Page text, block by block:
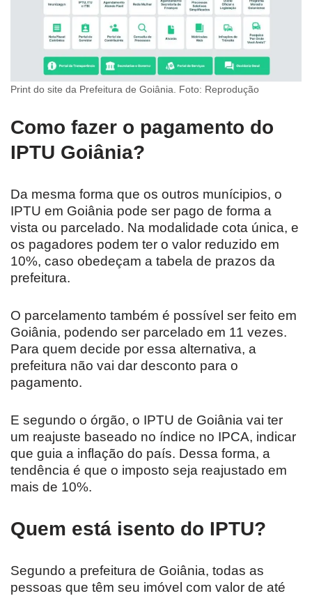
Print do site da Prefeitura de Goiânia. Foto: Reprodução
Como fazer o pagamento do
IPTU Goiânia?
Da mesma forma que os outros munícipios, o
IPTU em Goiânia pode ser pago de forma a
vista ou parcelado. Na modalidade cota única, e
os pagadores podem ter o valor reduzido em
10%, caso obedeçam a tabela de prazos da
prefeitura.
O parcelamento também é possível ser feito em
Goiânia, podendo ser parcelado em 11 vezes.
Para quem decide por essa alternativa, a
prefeitura não vai dar desconto para o
pagamento.
E segundo o órgão, o IPTU de Goiânia vai ter
um reajuste baseado no índice no IPCA, indicar
que guia a inflação do país. Dessa forma, a
tendência é que o imposto seja reajustado em
mais de 10%.
Quem está isento do IPTU?
Segundo a prefeitura de Goiânia, todas as
pessoas que têm seu imóvel com valor de até